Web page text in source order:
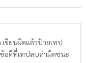
เขียนผิดแล้วป้ายเทป
อดีที่เทปลบคำผิดชนะ